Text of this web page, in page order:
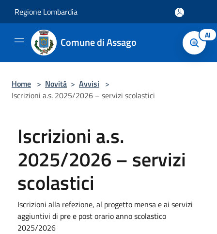
Regione Lombardia
Comune di Assago AI
Home > Novità > Avvisi >
Iscrizioni a.s. 2025/2026 – servizi scolastici
Iscrizioni a.s.
2025/2026 – servizi
scolastici
Iscrizioni alla refezione, al progetto mensa e ai servizi
aggiuntivi di pre e post orario anno scolastico
2025/2026